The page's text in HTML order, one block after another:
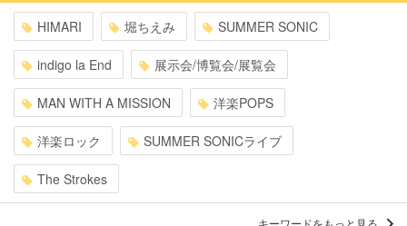
HIMARI 堀ちえみ SUMMER SONIC
indigo la End 展示会/博覧会/展覧会
MAN WITH A MISSION 洋楽POPS
洋楽ロック SUMMER SONICライブ
The Strokes
キーワードをもっと見る